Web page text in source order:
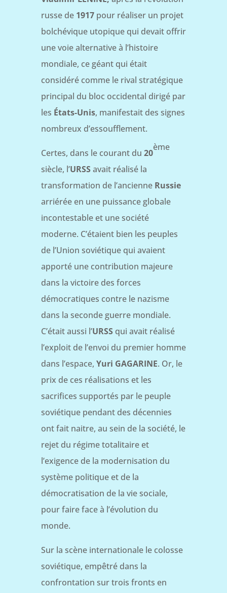
russe de 1917pour réaliser un projet
bolchévique utopique qui devait offrir
une voie alternative à l’histoire
mondiale, ce géant qui était
considéré comme le rival stratégique
principal du bloc occidental dirigé par
les États-Unis, manifestait des signes
nombreux d’essoufflement.
Certes, dans le courant du 20
ème
siècle, l’URSSavait réalisé la
transformation de l’ancienne Russie
arriérée en une puissance globale
incontestable et une société
moderne. C’étaient bien les peuples
de l’Union soviétique qui avaient
apporté une contribution majeure
dans la victoire des forces
démocratiques contre le nazisme
dans la seconde guerre mondiale.
C’était aussi l’URSSqui avait réalisé
l’exploit de l’envoi du premier homme
dans l’espace, Yuri GAGARINE. Or, le
prix de ces réalisations et les
sacrifices supportés par le peuple
soviétique pendant des décennies
ont fait naitre, au sein de la société, le
rejet du régime totalitaire et
l’exigence de la modernisation du
système politique et de la
démocratisation de la vie sociale,
pour faire face à l’évolution du
monde.
Sur la scène internationale le colosse
soviétique, empêtré dans la
confrontation sur trois fronts en